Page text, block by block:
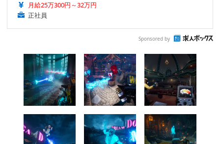
月給25万300円～32万円
正社員
Sponsored by